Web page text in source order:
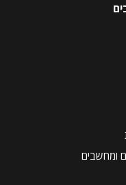
ומחשבים